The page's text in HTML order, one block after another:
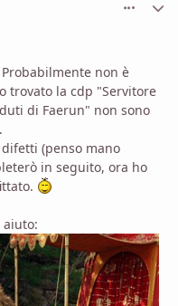
non è
trovato la cdp "Servitore
di Faerun" non sono
(penso mano
in seguito, ora ho
aiuto: